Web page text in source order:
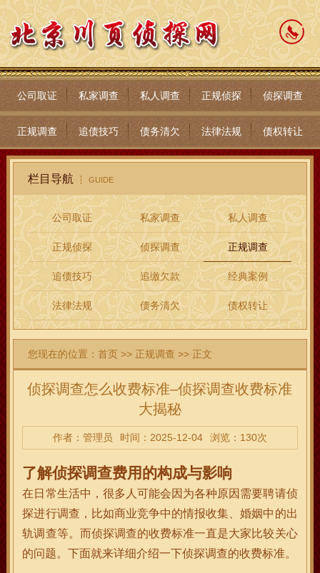
公司取证 私家调查 私人调查 正规侦探 侦探调查
正规调查 追债技巧 债务清欠 法律法规 债权转让
栏目导航 GUIDE
公司取证 私家调查 私人调查
正规侦探 侦探调查 正规调查
追债技巧 追缴欠款 经典案例
法律法规 债务清欠 债权转让
您现在的位置：首页 >> 正规调查 >> 正文
侦探调查怎么收费标准–侦探调查收费标准
大揭秘
作者：管理员 时间：2025-12-04 浏览：130次
了解侦探调查费用的构成与影响
在日常生活中，很多人可能会因为各种原因需要聘请侦
探进行调查，比如商业竞争中的情报收集、婚姻中的出
轨调查等。而侦探调查的收费标准一直是大家比较关心
的问题。下面就来详细介绍一下侦探调查的收费标准。